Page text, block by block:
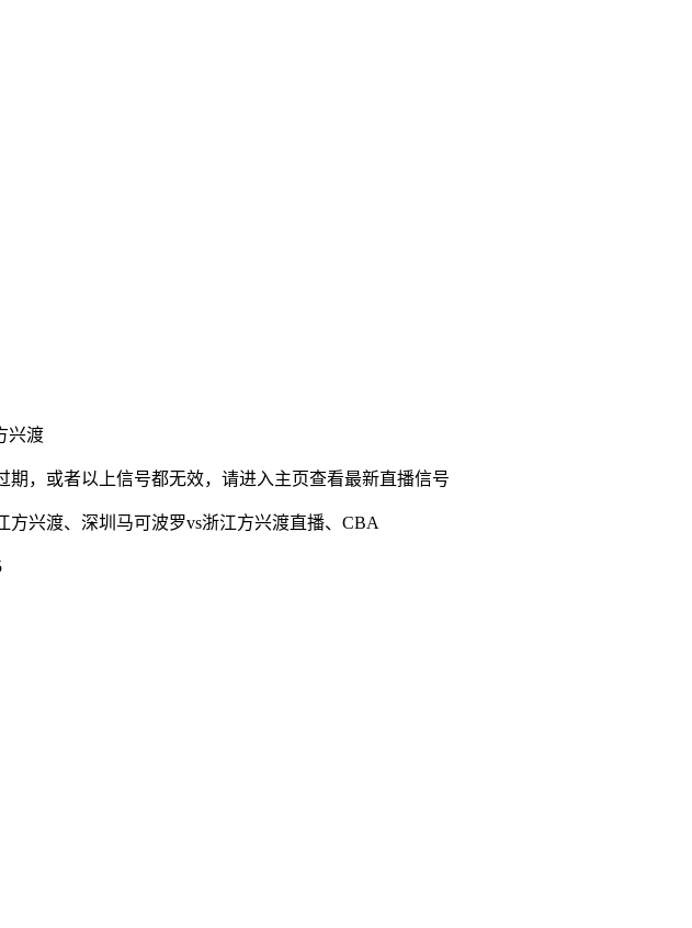
兴渡
期，或者以上信号都无效，请进入主页查看最新直播信号
方兴渡、深圳马可波罗vs浙江方兴渡直播、CBA